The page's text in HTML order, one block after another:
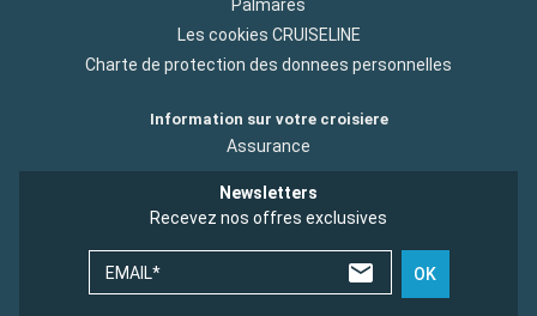
Palmares
Les cookies CRUISELINE
Charte de protection des donnees personnelles
Information sur votre croisiere
Assurance
Newsletters
Recevez nos offres exclusives
EMAIL* OK